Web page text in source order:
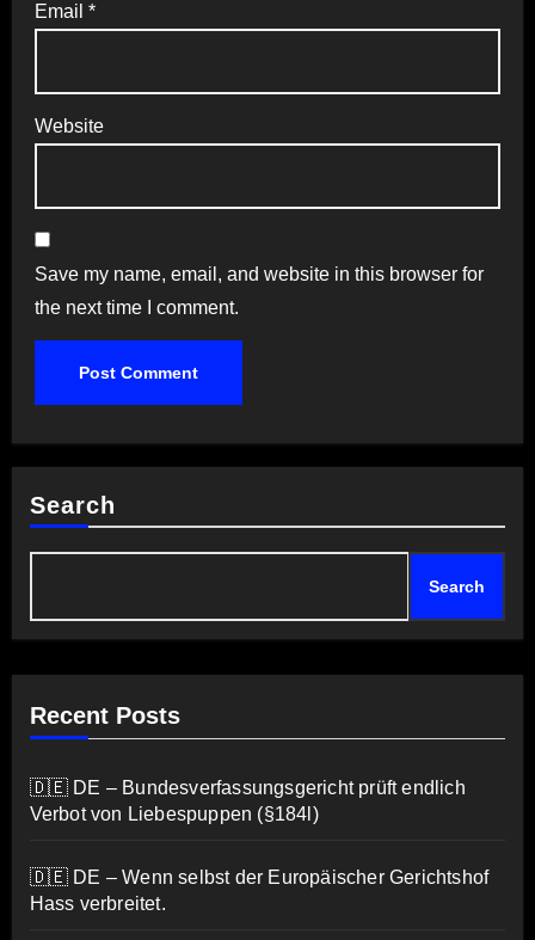
Email *
Website
Save my name, email, and website in this browser for
the next time I comment.
Search
Search
Recent Posts
🇩🇪 DE – Bundesverfassungsgericht prüft endlich
Verbot von Liebespuppen (§184l)
🇩🇪 DE – Wenn selbst der Europäischer Gerichtshof
Hass verbreitet.